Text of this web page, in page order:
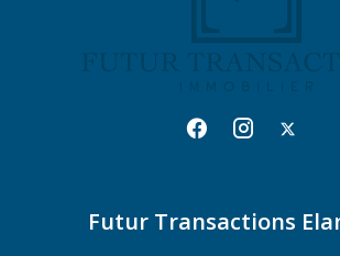
Futur Transactions